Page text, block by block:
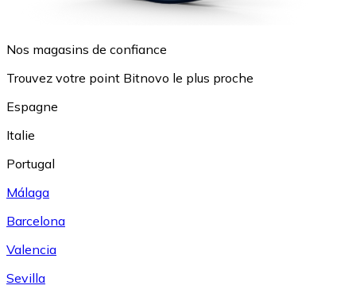
Nos magasins de confiance
Trouvez votre point Bitnovo le plus proche
Espagne
Italie
Portugal
Málaga
Barcelona
Valencia
Sevilla